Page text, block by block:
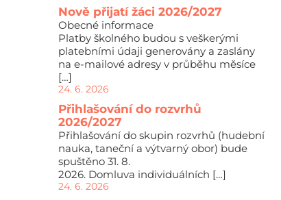
Nově přijatí žáci 2026/2027
Obecné informace
Platby školného budou s veškerými
platebními údaji generovány a zaslány
na e-mailové adresy v průběhu měsíce
[…]
24. 6. 2026
Přihlašování do rozvrhů
2026/2027
Přihlašování do skupin rozvrhů (hudební
nauka, taneční a výtvarný obor) bude
spuštěno 31. 8.
2026. Domluva individuálních […]
24. 6. 2026